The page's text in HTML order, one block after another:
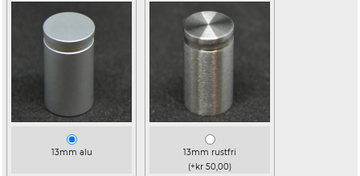
13mm alu
13mm rustfri
(+kr 50,00)